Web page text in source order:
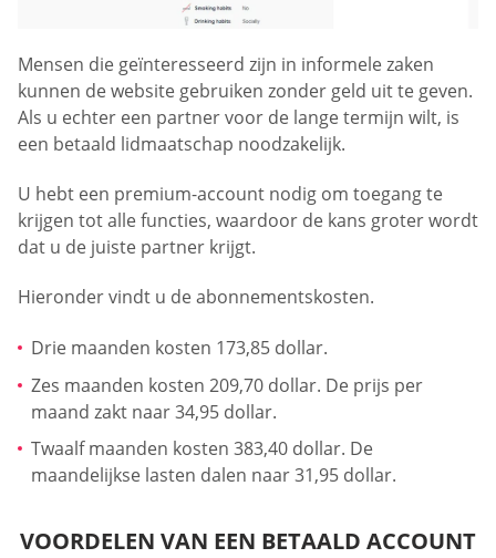
Mensen die geïnteresseerd zijn in informele zaken
kunnen de website gebruiken zonder geld uit te geven.
Als u echter een partner voor de lange termijn wilt, is
een betaald lidmaatschap noodzakelijk.
U hebt een premium-account nodig om toegang te
krijgen tot alle functies, waardoor de kans groter wordt
dat u de juiste partner krijgt.
Hieronder vindt u de abonnementskosten.
Drie maanden kosten 173,85 dollar.
Zes maanden kosten 209,70 dollar. De prijs per
maand zakt naar 34,95 dollar.
Twaalf maanden kosten 383,40 dollar. De
maandelijkse lasten dalen naar 31,95 dollar.
VOORDELEN VAN EEN BETAALD ACCOUNT